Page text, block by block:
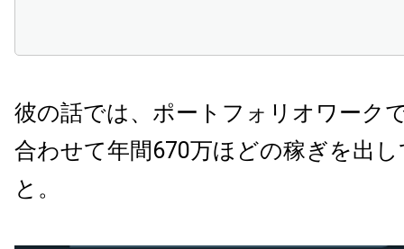
彼の話では、ポートフォリオワーク
合わせて年間670万ほどの稼ぎを出
と。